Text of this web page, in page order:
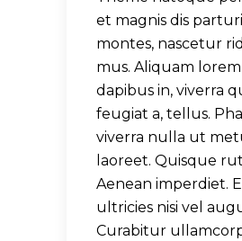
et magnis dis
montes, nascetur
mus. Aliquam
dapibus in, viverra
feugiat a, tellus.
viverra nulla ut
laoreet. Quisque
Aenean imperdiet.
ultricies nisi vel
Curabitur